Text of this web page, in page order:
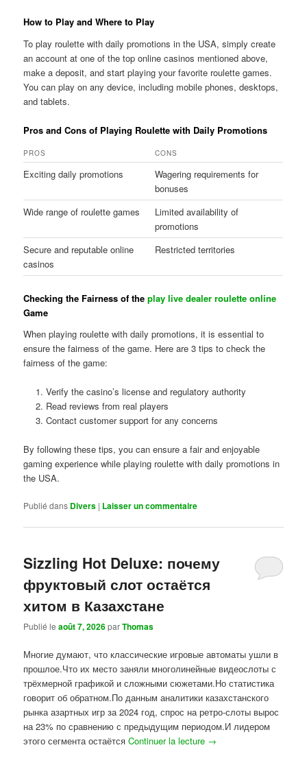
How to Play and Where to Play
To play roulette with daily promotions in the USA, simply create
an account at one of the top online casinos mentioned above,
make a deposit, and start playing your favorite roulette games.
You can play on any device, including mobile phones, desktops,
and tablets.
Pros and Cons of Playing Roulette with Daily Promotions
PROS CONS
Exciting daily promotions
Wagering requirements for
bonuses
Wide range of roulette games
Limited availability of
promotions
Secure and reputable online
casinos
Restricted territories
Checking the Fairness of theplay live dealer roulette online
Game
When playing roulette with daily promotions, it is essential to
ensure the fairness of the game. Here are 3 tips to check the
fairness of the game:
Verify the casino’s license and regulatory authority
Read reviews from real players
Contact customer support for any concerns
By following these tips, you can ensure a fair and enjoyable
gaming experience while playing roulette with daily promotions in
the USA.
Publié dans Divers | Laisser un commentaire
Sizzling Hot Deluxe: почему
фруктовый слот остаётся
хитом в Казахстане
Publié leaoût 7, 2026parThomas
Многие думают, что классические игровые автоматы ушли в
прошлое.Что их место заняли многолинейные видеослоты с
трёхмерной графикой и сложными сюжетами.Но статистика
говорит об обратном.По данным аналитики казахстанского
рынка азартных игр за 2024 год, спрос на ретро-слоты вырос
на 23% по сравнению с предыдущим периодом.И лидером
этого сегмента остаётсяContinuer la lecture →